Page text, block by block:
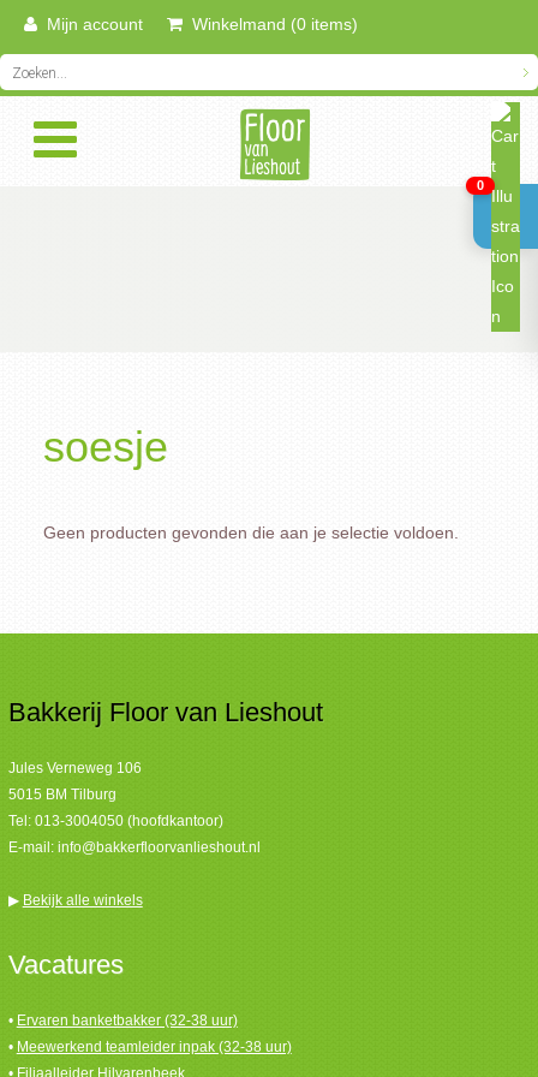
Mijn account Winkelmand (0 items)
soesje
Geen producten gevonden die aan je selectie voldoen.
Bakkerij Floor van Lieshout
Jules Verneweg 106
5015 BM Tilburg
Tel: 013-3004050 (hoofdkantoor)
E-mail: info@bakkerfloorvanlieshout.nl
▶ Bekijk alle winkels
Vacatures
• Ervaren banketbakker (32-38 uur)
• Meewerkend teamleider inpak (32-38 uur)
0